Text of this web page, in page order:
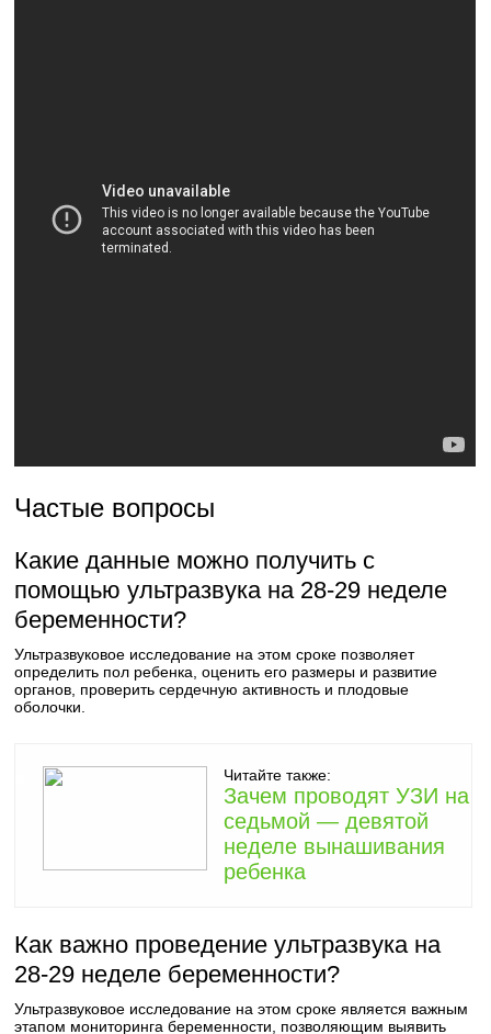
Частые вопросы
Какие данные можно получить с
помощью ультразвука на 28-29 неделе
беременности?
Ультразвуковое исследование на этом сроке позволяет
определить пол ребенка, оценить его размеры и развитие
органов, проверить сердечную активность и плодовые
оболочки.
Читайте также:
Зачем проводят УЗИ на
седьмой — девятой
неделе вынашивания
ребенка
Как важно проведение ультразвука на
28-29 неделе беременности?
Ультразвуковое исследование на этом сроке является важным
этапом мониторинга беременности, позволяющим выявить